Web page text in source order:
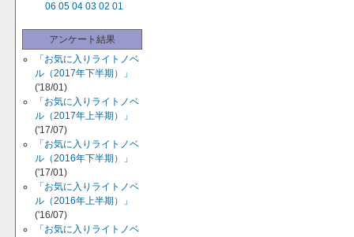
06 05 04 03 02 01
アンケート結果
「お気に入りライトノベ
ル（2017年下半期）」
('18/01)
「お気に入りライトノベ
ル（2017年上半期）」
('17/07)
「お気に入りライトノベ
ル（2016年下半期）」
('17/01)
「お気に入りライトノベ
ル（2016年上半期）」
('16/07)
「お気に入りライトノベ